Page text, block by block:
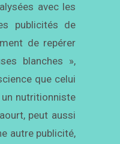
avec les
publicités de
de repérer
blanches »,
que celui
nutritionniste
peut aussi
autre publicité,